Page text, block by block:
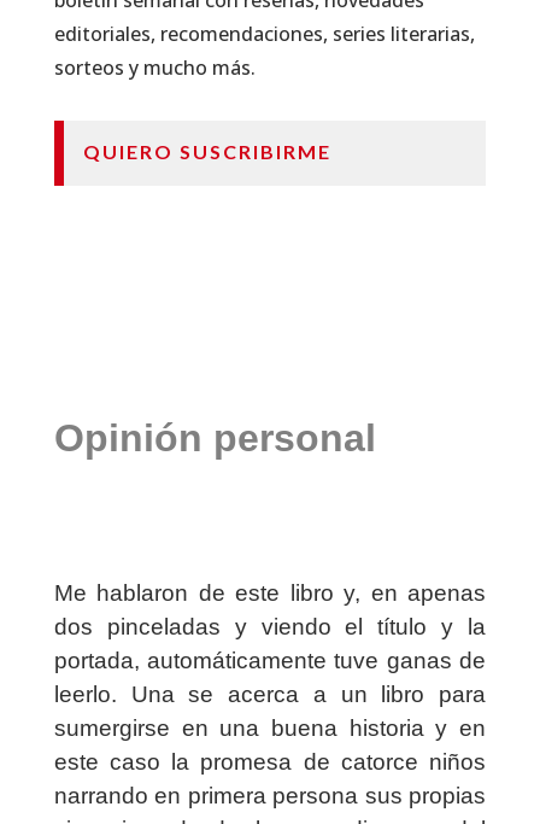
editoriales, recomendaciones, series literarias,
sorteos y mucho más.
QUIERO SUSCRIBIRME
Opinión personal
Me hablaron de este libro y, en apenas
dos pinceladas y viendo el título y la
portada, automáticamente tuve ganas de
leerlo. Una se acerca a un libro para
sumergirse en una buena historia y en
este caso la promesa de catorce niños
narrando en primera persona sus propias